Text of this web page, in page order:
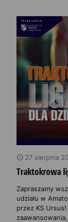
27 sierpnia
Traktokrowa
Zapraszamy
udziału w
przez KS